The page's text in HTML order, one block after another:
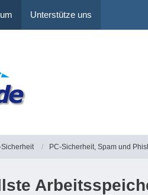
Unterstütze uns
Sicherheit PC-Sicherheit, Spam und